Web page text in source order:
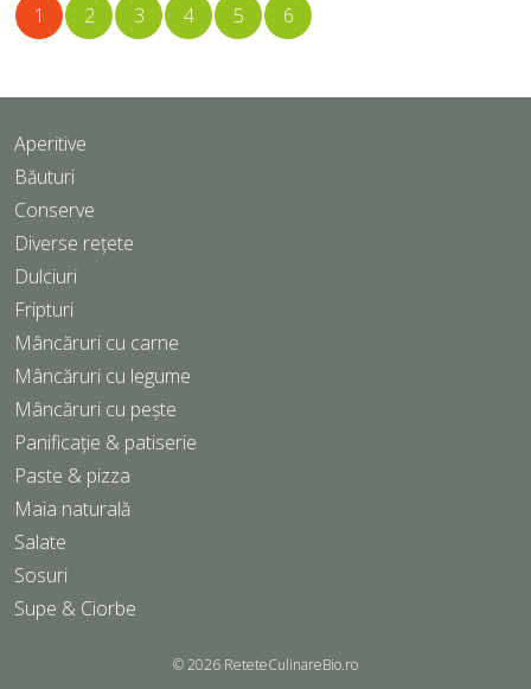
1 2 3 4 5 6
Aperitive
Băuturi
Conserve
Diverse rețete
Dulciuri
Fripturi
Mâncăruri cu carne
Mâncăruri cu legume
Mâncăruri cu pește
Panificație & patiserie
Paste & pizza
Maia naturală
Salate
Sosuri
Supe & Ciorbe
© 2026 ReteteCulinareBio.ro